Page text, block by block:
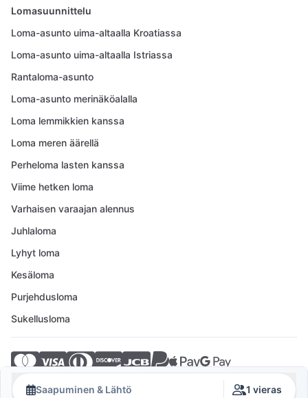
Saapuminen & Lähtö 1 vieras
Lomasuunnittelu
Loma-asunto uima-altaalla Kroatiassa
Loma-asunto uima-altaalla Istriassa
Rantaloma-asunto
Loma-asunto merinäköalalla
Loma lemmikkien kanssa
Loma meren äärellä
Perheloma lasten kanssa
Viime hetken loma
Varhaisen varaajan alennus
Juhlaloma
Lyhyt loma
Kesäloma
Purjehdusloma
Sukellusloma
© 2026 Crovillas GmbH